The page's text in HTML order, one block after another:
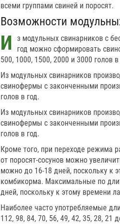
всеми группами свиней и поросят.
Возможности
И
з модульных свинарников с
год можно сформировать
500, 1000, 1500, 2000 и 3000 голов в
Из модульных свинарников
свинофермы с законченными
голов в год.
Из модульных свинарников
свинофермы с законченными
голов в год.
Кроме того, при переходе режима
от поросят-сосунов можно
можно до 16-18 дней, поскольку к
комбикорма. Максимальные по
дней, поскольку к этому времени
Наиболее часто употребляемые
112, 98, 84, 70, 56, 49, 42, 35, 28,